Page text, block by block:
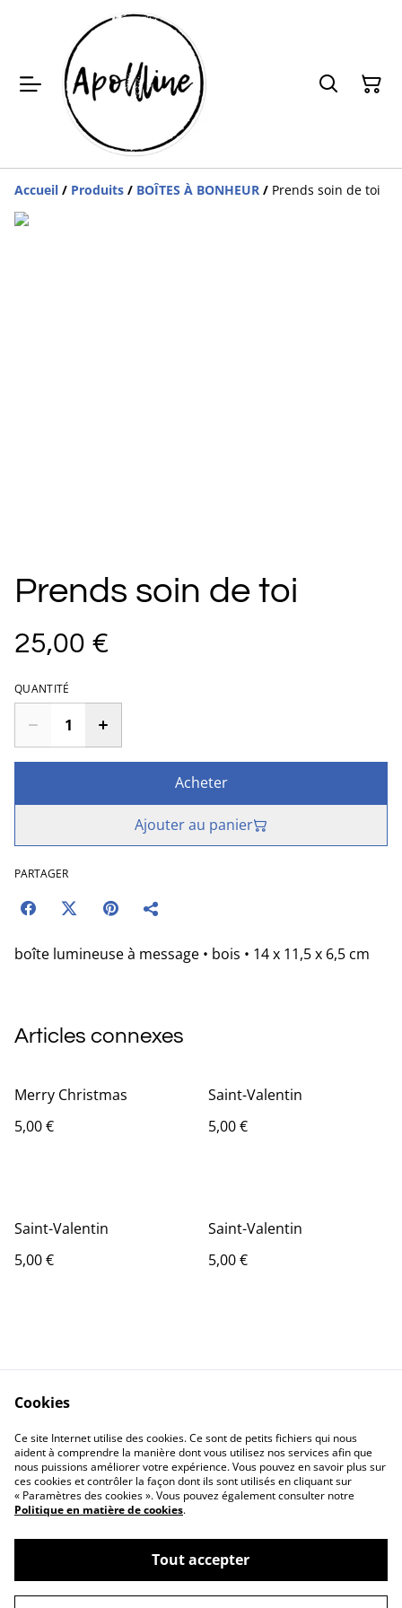
Accueil / Produits / BOÎTES À BONHEUR / Prends soin de toi
Prends soin de toi
25,00 €
QUANTITÉ
Acheter
Ajouter au panier
PARTAGER
boîte lumineuse à message • bois • 14 x 11,5 x 6,5 cm
Articles connexes
Merry Christmas
5,00 €
Saint-Valentin
5,00 €
Saint-Valentin
5,00 €
Saint-Valentin
5,00 €
Politique de
confidentialité
Politique de cookies
©2026Apollline
Cookies
Ce site Internet utilise des cookies. Ce sont de petits fichiers qui nous
aident à comprendre la manière dont vous utilisez nos services afin que
nous puissions améliorer votre expérience. Vous pouvez en savoir plus sur
ces cookies et contrôler la façon dont ils sont utilisés en cliquant sur
« Paramètres des cookies ». Vous pouvez également consulter notre
Politique en matière de cookies.
Tout accepter